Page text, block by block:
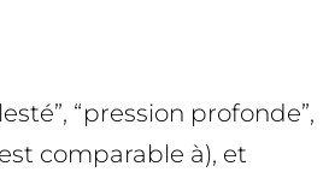
“pression profonde”,
comparable à), et